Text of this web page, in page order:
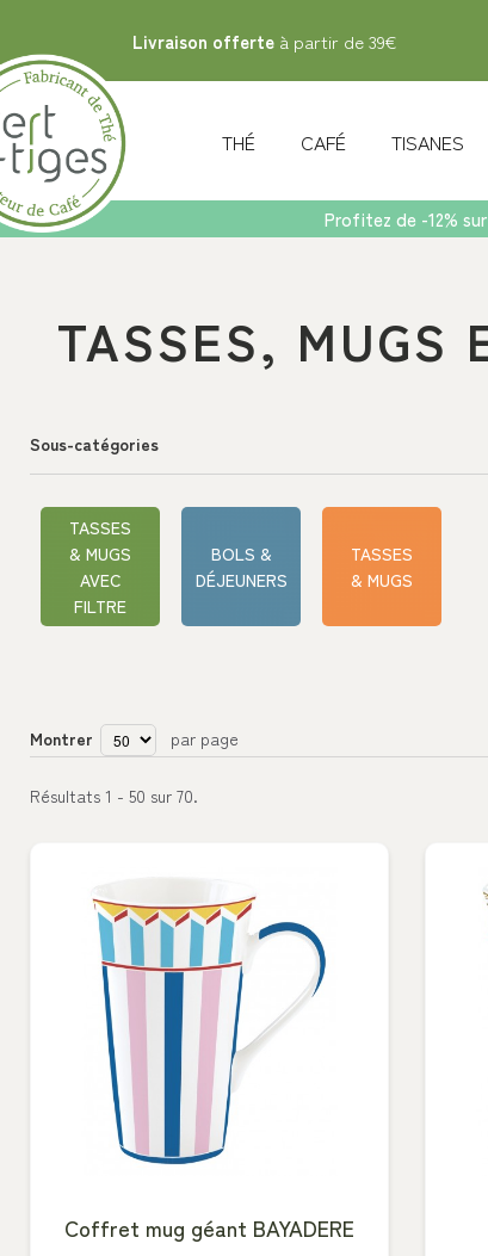
Livraison offerteà partir de 39€
THÉ CAFÉ TISANES
Profitez de -12%
Accueil > Tasses, Mugs et Bols
TASSES, MUGS
Sous-catégories
TASSES
& MUGS
AVEC
FILTRE
BOLS &
DÉJEUNERS
TASSES
& MUGS
Montrer par page
Résultats 1 - 50 sur 70.
Coffret mug géant BAYADERE